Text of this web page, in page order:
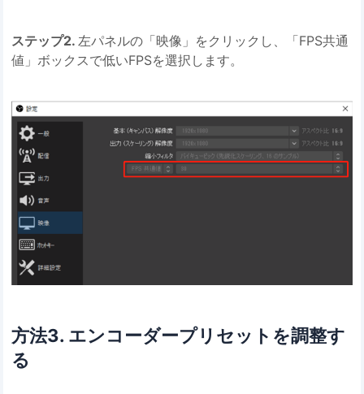
ステップ2.左パネルの「映像」をクリックし、「FPS共通
値」ボックスで低いFPSを選択します。
方法3. エンコーダープリセットを調整す
る